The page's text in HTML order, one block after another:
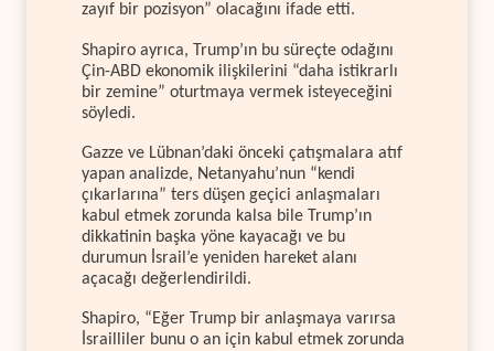
zayıf bir pozisyon” olacağını ifade etti.
Shapiro ayrıca, Trump’ın bu süreçte odağını
Çin-ABD ekonomik ilişkilerini “daha istikrarlı
bir zemine” oturtmaya vermek isteyeceğini
söyledi.
Gazze ve Lübnan’daki önceki çatışmalara atıf
yapan analizde, Netanyahu’nun “kendi
çıkarlarına” ters düşen geçici anlaşmaları
kabul etmek zorunda kalsa bile Trump’ın
dikkatinin başka yöne kayacağı ve bu
durumun İsrail’e yeniden hareket alanı
açacağı değerlendirildi.
Shapiro, “Eğer Trump bir anlaşmaya varırsa
İsrailliler bunu o an için kabul etmek zorunda